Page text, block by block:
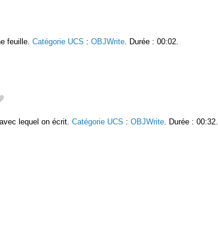
feuille. Catégorie UCS : OBJWrite . Durée : 00:02.
lequel on écrit. Catégorie UCS : OBJWrite. Durée : 00:32.